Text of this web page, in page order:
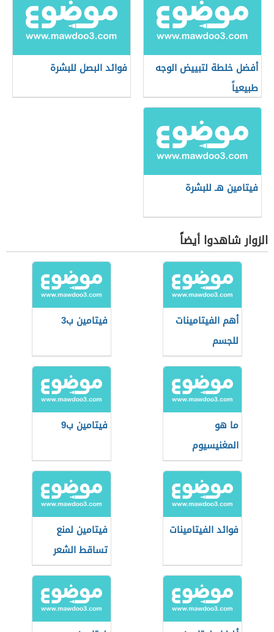
أفضل خلطة لتبييض الوجه
طبيعياً
فوائد البصل للبشرة
فيتامين هـ للبشرة
الزوار شاهدوا أيضاً
أهم الفيتامينات
للجسم
فيتامين ب3
ما هو
المغنيسيوم
فيتامين ب9
فوائد الفيتامينات
فيتامين لمنع
تساقط الشعر